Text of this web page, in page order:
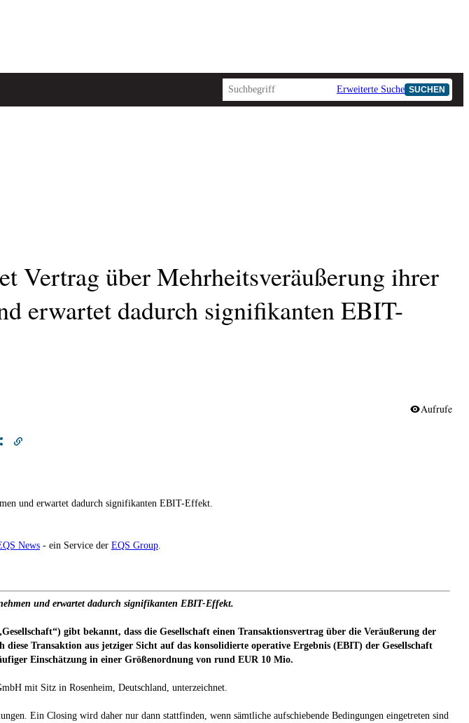
Erweiterte Suche SUCHEN
Vertrag über Mehrheitsveräußerung ihrer
erwartet dadurch signifikanten EBIT-
Aufrufe
und erwartet dadurch signifikanten EBIT-Effekt.
News - ein Service der EQS Group
und erwartet dadurch signifikanten EBIT-Effekt.
gibt bekannt, dass die Gesellschaft einen Transaktionsvertrag über die Veräußerung der
diese Transaktion aus jetziger Sicht auf das konsolidierte operative Ergebnis (EBIT) der Gesellschaft
Einschätzung in einer Größenordnung von rund EUR 10 Mio.
mit Sitz in Rosenheim, Deutschland, unterzeichnet.
Ein Closing wird daher nur dann stattfinden, wenn sämtliche aufschiebende Bedingungen eingetreten sind